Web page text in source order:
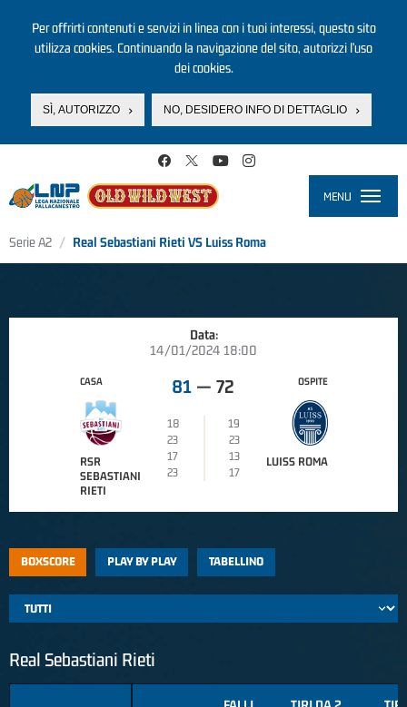
Per offrirti contenuti e servizi in linea con i tuoi interessi, questo sito
utilizza cookies. Continuando la navigazione del sito, autorizzi l’uso
dei cookies.
SÌ, AUTORIZZO NO, DESIDERO INFO DI DETTAGLIO
MENU
Serie A2 Real Sebastiani Rieti VS Luiss Roma
Data:
14/01/2024 18:00
CASA
RSR
SEBASTIANI
RIETI
81 — 72
18
19
23
23
17
13
23
17
OSPITE
LUISS ROMA
BOXSCORE PLAY BY PLAY TABELLINO
Real Sebastiani Rieti